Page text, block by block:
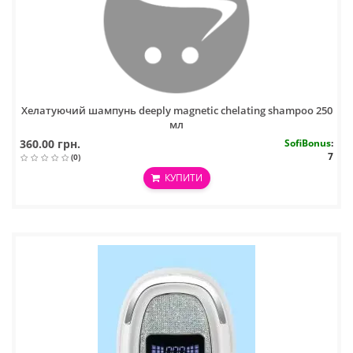
Хелатуючий шампунь deeply magnetic chelating shampoo 250
мл
360.00 грн.
(0)
SofiBonus:
7
КУПИТИ